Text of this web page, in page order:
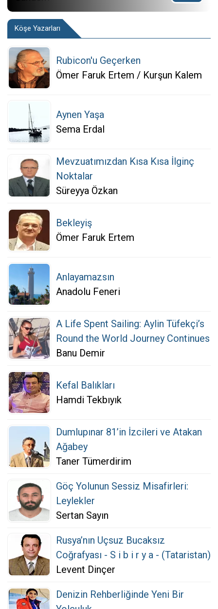
Köşe Yazarları
Rubicon'u Geçerken
Ömer Faruk Ertem / Kurşun Kalem
Aynen Yaşa
Sema Erdal
Mevzuatımızdan Kısa Kısa İlginç
Noktalar
Süreyya Özkan
Bekleyiş
Ömer Faruk Ertem
Anlayamazsın
Anadolu Feneri
A Life Spent Sailing: Aylin Tüfekçi’s
Round the World Journey Continues
Banu Demir
Kefal Balıkları
Hamdi Tekbıyık
Dumlupınar 81’in İzcileri ve Atakan
Ağabey
Taner Tümerdirim
Göç Yolunun Sessiz Misafirleri:
Leylekler
Sertan Sayın
Rusya’nın Uçsuz Bucaksız
Coğrafyası - S i b i r y a - (Tataristan)
Levent Dinçer
Denizin Rehberliğinde Yeni Bir